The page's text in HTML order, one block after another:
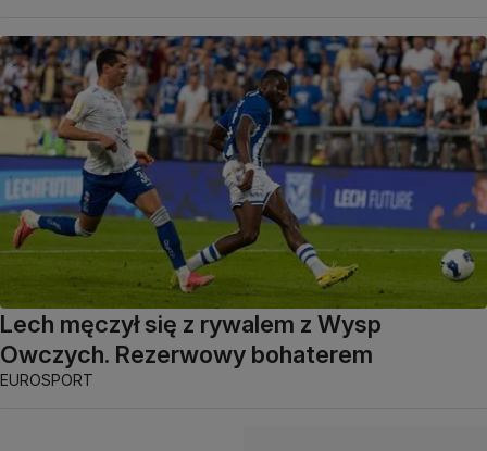
Lech męczył się z rywalem z Wysp
Owczych. Rezerwowy bohaterem
EUROSPORT